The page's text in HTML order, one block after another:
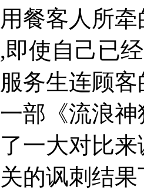
餐客人所
使自己已
务生连顾
部《流浪
一大对比
的讽刺结